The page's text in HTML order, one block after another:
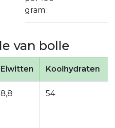
gram:
van bolle
Eiwitten Koolhydraten
8,8 54